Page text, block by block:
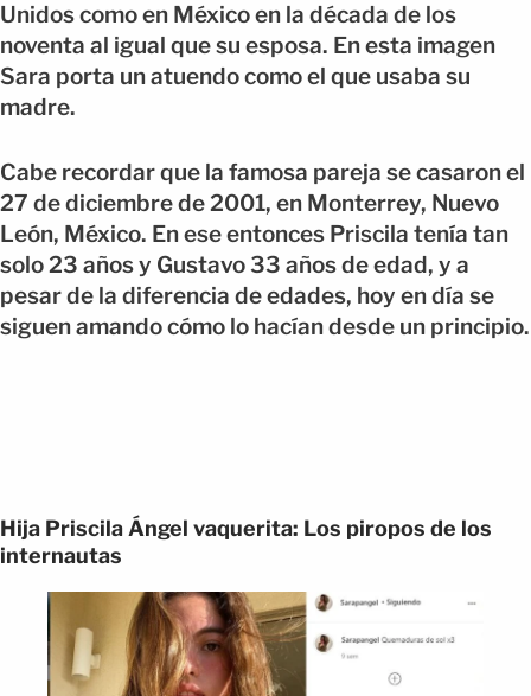
Unidos como en México en la década de los
noventa al igual que su esposa. En esta imagen
Sara porta un atuendo como el que usaba su
madre.
Cabe recordar que la famosa pareja se casaron el
27 de diciembre de 2001, en Monterrey, Nuevo
León, México. En ese entonces Priscila tenía tan
solo 23 años y Gustavo 33 años de edad, y a
pesar de la diferencia de edades, hoy en día se
siguen amando cómo lo hacían desde un principio.
Hija Priscila Ángel vaquerita: Los piropos de los
internautas